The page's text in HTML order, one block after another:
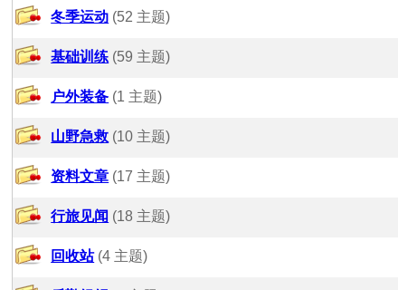
冬季运动 (52 主题)
基础训练 (59 主题)
户外装备 (1 主题)
山野急救 (10 主题)
资料文章 (17 主题)
行旅见闻 (18 主题)
回收站 (4 主题)